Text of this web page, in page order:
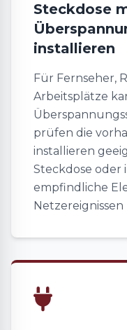
Steckdose
installieren
Für Fernseher,
Arbeitsplätze
prüfen die
installieren
Steckdose oder
empfindliche
Netzereignissen